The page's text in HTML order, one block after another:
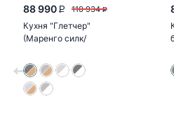
88 990 P 110 934 P
Кухня "Глетчер"
(Маренго силк/
золотой)